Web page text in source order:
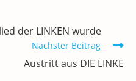
der LINKEN wurde
Nächster Beitrag
Austritt aus DIE LINKE